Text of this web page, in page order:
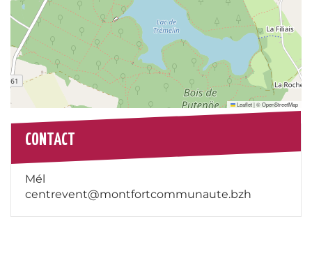
Leaflet|©OpenStreetMap
CONTACT
Mél
centrevent@montfortcommunaute.bzh